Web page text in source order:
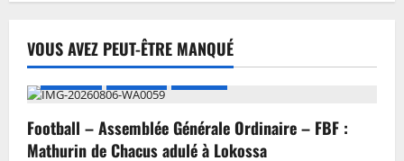
VOUS AVEZ PEUT-ÊTRE MANQUÉ
Football – Assemblée Générale Ordinaire – FBF :
Mathurin de Chacus adulé à Lokossa